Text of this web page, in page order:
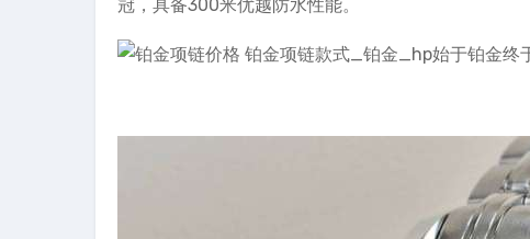
冠，具备300米优越防水性能。